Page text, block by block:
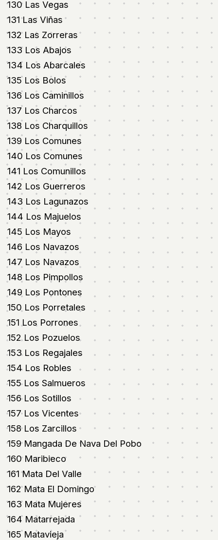
130 Las Vegas
131 Las Viñas
132 Las Zorreras
133 Los Abajos
134 Los Abarcales
135 Los Bolos
136 Los Caminillos
137 Los Charcos
138 Los Charquillos
139 Los Comunes
140 Los Comunes
141 Los Comunillos
142 Los Guerreros
143 Los Lagunazos
144 Los Majuelos
145 Los Mayos
146 Los Navazos
147 Los Navazos
148 Los Pimpollos
149 Los Pontones
150 Los Porretales
151 Los Porrones
152 Los Pozuelos
153 Los Regajales
154 Los Robles
155 Los Salmueros
156 Los Sotillos
157 Los Vicentes
158 Los Zarcillos
159 Mangada De Nava Del Pobo
160 Maribieco
161 Mata Del Valle
162 Mata El Domingo
163 Mata Mujeres
164 Matarrejada
165 Matavieja